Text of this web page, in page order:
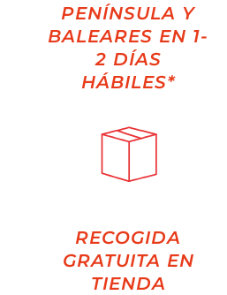
PENÍNSULA Y
BALEARES EN 1-
2 DÍAS
HÁBILES*
RECOGIDA
GRATUITA EN
TIENDA